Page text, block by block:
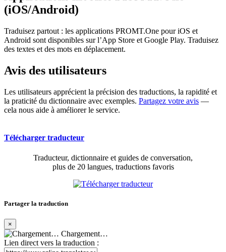
(iOS/Android)
Traduisez partout : les applications PROMT.One pour iOS et
Android sont disponibles sur l’App Store et Google Play. Traduisez
des textes et des mots en déplacement.
Avis des utilisateurs
Les utilisateurs apprécient la précision des traductions, la rapidité et
la praticité du dictionnaire avec exemples. Partagez votre avis —
cela nous aide à améliorer le service.
Télécharger traducteur
Traducteur, dictionnaire et guides de conversation,
plus de 20 langues, traductions favoris
Partager la traduction
×
Chargement…
Lien direct vers la traduction :